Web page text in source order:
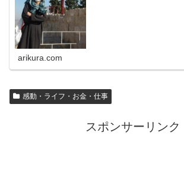
arikura.com
感動・ライフ・お金・仕事
スポンサーリンク